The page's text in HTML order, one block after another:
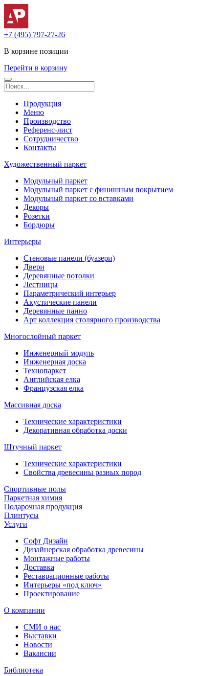
+7 (495) 797-27-26
В корзине позиции
Перейти в корзину
Продукция
Меню
Производство
Референс-лист
Сотрудничество
Контакты
Художественный паркет
Модульный паркет
Модульный паркет с финишным покрытием
Модульный паркет со вставками
Декоры
Розетки
Бордюры
Интерьеры
Стеновые панели (буазери)
Двери
Деревянные потолки
Лестницы
Параметрический интерьер
Акустические панели
Деревянные панно
Арт коллекция столярного производства
Многослойный паркет
Инженерный модуль
Инженерная доска
Технопаркет
Английская елка
Французская елка
Массивная доска
Технические характеристики
Декоративная обработка доски
Штучный паркет
Технические характеристики
Свойства древесины разных пород
Спортивные полы
Паркетная химия
Подарочная продукция
Плинтусы
Услуги
Софт Дизайн
Дизайнерская обработка древесины
Монтажные работы
Доставка
Реставрационные работы
Интерьеры «под ключ»
Проектирование
О компании
СМИ о нас
Выставки
Новости
Вакансии
Библиотека